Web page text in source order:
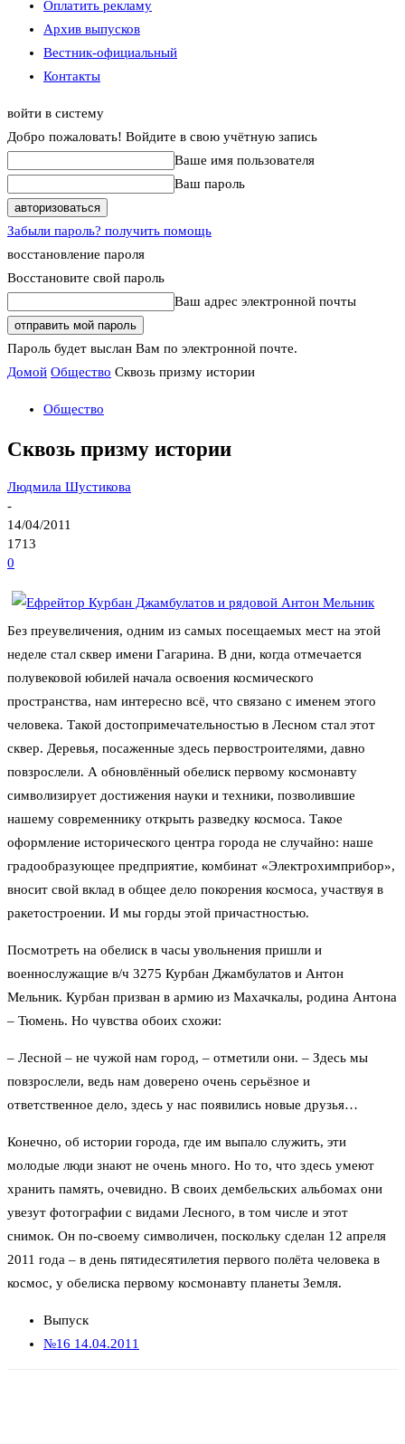
Оплатить рекламу
Архив выпусков
Вестник-официальный
Контакты
войти в систему
Добро пожаловать! Войдите в свою учётную запись
Ваше имя пользователя
Ваш пароль
Забыли пароль? получить помощь
восстановление пароля
Восстановите свой пароль
Ваш адрес электронной почты
Пароль будет выслан Вам по электронной почте.
Домой Общество Сквозь призму истории
Общество
Сквозь призму истории
Людмила Шустикова
-
14/04/2011
1713
0
Без преувеличения, одним из самых посещаемых мест на этой
неделе стал сквер имени Гагарина. В дни, когда отмечается
полувековой юбилей начала освоения космического
пространства, нам интересно всё, что связано с именем этого
человека. Такой достопримечательностью в Лесном стал этот
сквер. Деревья, посаженные здесь первостроителями, давно
повзрослели. А обновлённый обелиск первому космонавту
символизирует достижения науки и техники, позволившие
нашему современнику открыть разведку космоса. Такое
оформление исторического центра города не случайно: наше
градообразующее предприятие, комбинат «Электрохимприбор»,
вносит свой вклад в общее дело покорения космоса, участвуя в
ракетостроении. И мы горды этой причастностью.
Посмотреть на обелиск в часы увольнения пришли и
военнослужащие в/ч 3275 Курбан Джамбулатов и Антон
Мельник. Курбан призван в армию из Махачкалы, родина Антона
– Тюмень. Но чувства обоих схожи:
– Лесной – не чужой нам город, – отметили они. – Здесь мы
повзрослели, ведь нам доверено очень серьёзное и
ответственное дело, здесь у нас появились новые друзья…
Конечно, об истории города, где им выпало служить, эти
молодые люди знают не очень много. Но то, что здесь умеют
хранить память, очевидно. В своих дембельских альбомах они
увезут фотографии с видами Лесного, в том числе и этот
снимок. Он по-своему символичен, поскольку сделан 12 апреля
2011 года – в день пятидесятилетия первого полёта человека в
космос, у обелиска первому космонавту планеты Земля.
Выпуск
№16 14.04.2011